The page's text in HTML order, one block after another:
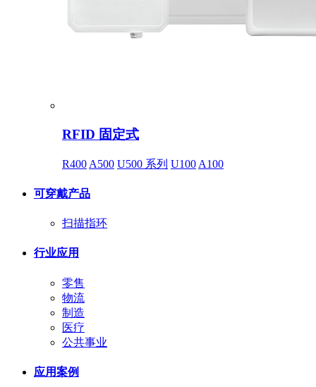
RFID 固定式
R400 A500 U500 系列 U100 A100
可穿戴产品
扫描指环
行业应用
零售
物流
制造
医疗
公共事业
应用案例